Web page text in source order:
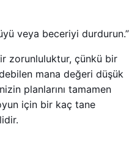
veya beceriyi durdurun.”
zorunluluktur, çünkü bir
mana değeri düşük
planlarını tamamen
için bir kaç tane